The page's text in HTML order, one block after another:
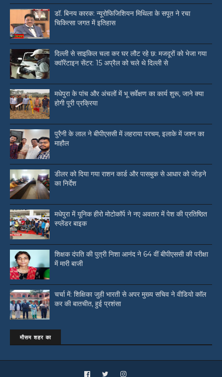
डॉ. बिनय कारक: न्यूरोफिजिशियन मिथिला के सपूत ने रचा
चिकित्सा जगत में इतिहास
दिल्ली से साइकिल चला कर घर लौट रहे छ: मजदूरों को भेजा गया
क्वॉरेंटाइन सेंटर: 15 अप्रैल को चले थे दिल्ली से
मधेपुरा के पांच और अंचलों में भू सर्वेक्षण का कार्य शुरू, जाने क्या
होगी पूरी प्रक्रिया
पुरैनी के लाल ने बीपीएससी में लहराया परचम, इलाके में जश्न का
माहौल
डीलर को दिया गया राशन कार्ड और पासबुक से आधार को जोड़ने
का निर्देश
मधेपुरा में यूनिक हीरो मोटोकॉर्प ने नए अवतार में पेश की प्रतिष्ठित
स्प्लेंडर बाइक
शिक्षक दंपति की पुत्री निशा आनंद ने 64 वीं बीपीएससी की परीक्षा
में मारी बाजी
चर्चा में: शिक्षिका जुही भारती से अपर मुख्य सचिव ने वीडियो काॅल
कर की बातचीत, हुई प्रशंसा
मौसम शहर का